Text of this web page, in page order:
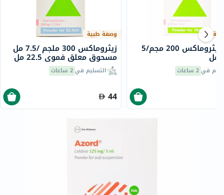
وصفة طبية
زيثروماكس 300 ملجم /7.5 مل
مسحوق معلق فموي 22.5 مل
التسليم في 2 ساعات
44
شراب زيثروماكس 200 مجم/5
في2 ساعات